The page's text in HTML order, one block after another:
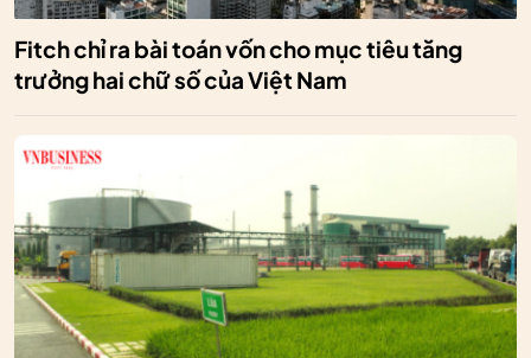
Fitch chỉ ra bài toán vốn cho mục tiêu tăng
trưởng hai chữ số của Việt Nam